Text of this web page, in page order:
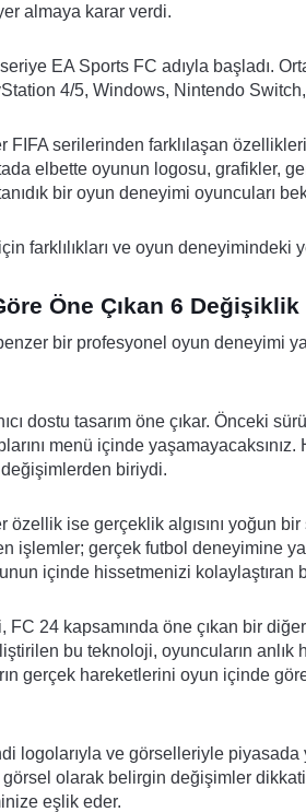
almaya karar verdi.
EA Sports FC adıyla başladı.
4/5, Windows, Nintendo
FIFA serilerinden farklılaşan
elbette oyunun logosu, grafikler,
bir oyun deneyimi oyuncuları
farklılıkları ve oyun deneyimindeki
Öne Çıkan 6 Değişiklik
bir profesyonel oyun deneyimi
dostu tasarım öne çıkar. Önceki
menü içinde
biriydi.
özellik ise gerçeklik algısını yoğun
işlemler; gerçek futbol deneyimine
içinde hissetmenizi kolaylaştıran
24 kapsamında öne çıkan bir
bu teknoloji, oyuncuların
gerçek hareketlerini oyun içinde
logolarıyla ve görselleriyle piyasada
görsel olarak belirgin değişimler
eşlik eder.